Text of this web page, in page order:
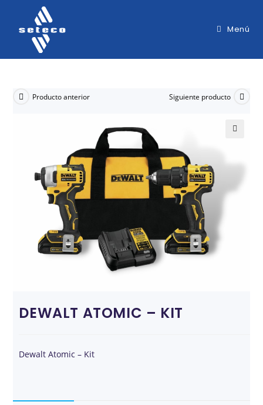
Menú
Producto anterior Siguiente producto
DEWALT ATOMIC – KIT
Dewalt Atomic – Kit